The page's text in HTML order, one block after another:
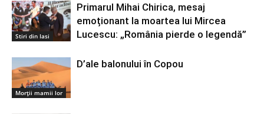
Stiri din Iasi
Primarul Mihai Chirica, mesaj
emoționant la moartea lui Mircea
Lucescu: „România pierde o legendă”
Morții mamii lor
D’ale balonului în Copou